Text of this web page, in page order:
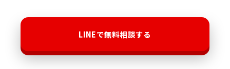
LINEで無料相談する